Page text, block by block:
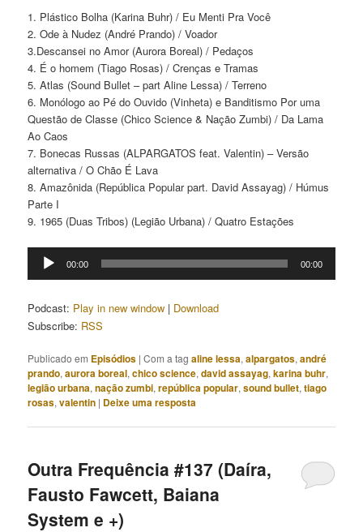
1. Plástico Bolha (Karina Buhr) / Eu Menti Pra Você
2. Ode à Nudez (André Prando) / Voador
3.Descansei no Amor (Aurora Boreal) / Pedaços
4. É o homem (Tiago Rosas) / Crenças e Tramas
5. Atlas (Sound Bullet – part Aline Lessa) / Terreno
6. Monólogo ao Pé do Ouvido (Vinheta) e Banditismo Por uma
Questão de Classe (Chico Science & Nação Zumbi) / Da Lama
Ao Caos
7. Bonecas Russas (ALPARGATOS feat. Valentin) – Versão
alternativa / O Chão É Lava
8. Amazônida (República Popular part. David Assayag) / Húmus
Parte I
9. 1965 (Duas Tribos) (Legião Urbana) / Quatro Estações
Tocador
00:00 00:00
Podcast: Play in new window | Download
Subscribe: RSS
Publicado em Episódios |Com a tagaline lessa,alpargatos,andré
prando,aurora boreal,chico science,david assayag,karina buhr,
legião urbana,nação zumbi,república popular,sound bullet,tiago
rosas,valentin | Deixe uma resposta
Outra Frequência #137 (Daíra,
Fausto Fawcett, Baiana
System e +)